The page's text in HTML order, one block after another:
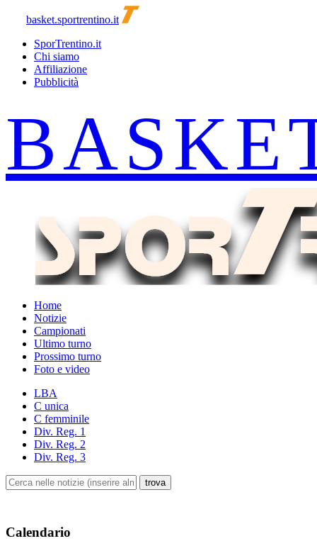
basket.sportrentino.it
SporTrentino.it
Chi siamo
Affiliazione
Pubblicità
Home
Notizie
Campionati
Ultimo turno
Prossimo turno
Foto e video
LBA
C unica
C femminile
Div. Reg. 1
Div. Reg. 2
Div. Reg. 3
Calendario